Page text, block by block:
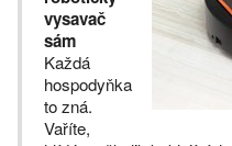
vysavač
sám
Každá
hospodyňka
to zná.
Vaříte,